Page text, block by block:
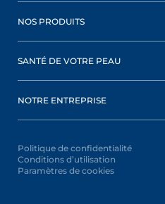
NOS PRODUITS
SANTÉ DE VOTRE PEAU
NOTRE ENTREPRISE
Politique de confidentialité
Conditions d’utilisation
Paramètres de cookies